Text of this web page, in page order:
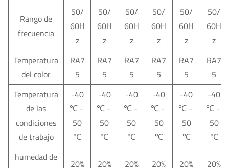
Rango de
frecuencia
50/
60H
z
50/
60H
z
50/
60H
z
50/
60H
z
50/
60H
z
50/
60H
z
Temperatura
del color
RA7
5
RA7
5
RA7
5
RA7
5
RA7
5
RA7
5
Temperatura
de las
condiciones
de trabajo
-40
℃ -
50
℃
-40
℃ -
50
℃
-40
℃ -
50
℃
-40
℃ -
50
℃
-40
℃ -
50
℃
-40
℃ -
50
℃
humedad de
20% 20% 20% 20% 20% 20%